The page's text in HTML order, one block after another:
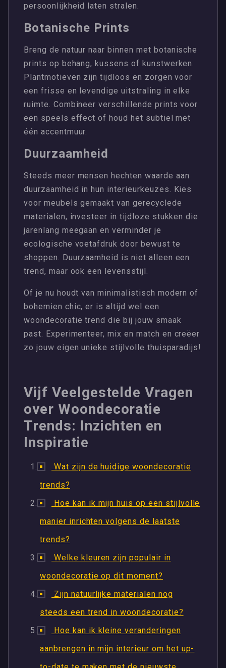
persoonlijkheid laten stralen.
Botanische Prints
Breng de natuur naar binnen met botanische
prints op behang, kussens of kunstwerken.
Plantmotieven zijn tijdloos en zorgen voor
een frisse en levendige uitstraling in elke
ruimte. Combineer verschillende prints voor
een speels effect of houd het subtiel met
één accentmuur.
Duurzaamheid
Steeds meer mensen hechten waarde aan
duurzaamheid in hun interieurkeuzes. Kies
voor meubels gemaakt van gerecyclede
materialen, investeer in tijdloze stukken die
jarenlang meegaan en verminder je
ecologische voetafdruk door bewust te
shoppen. Duurzaamheid is niet alleen een
trend, maar ook een levensstijl.
Of je nu houdt van minimalistisch modern of
bohemien chic, er is altijd wel een
woondecoratie trend die bij jouw smaak
past. Experimenteer, mix en match en creëer
zo jouw eigen unieke stijlvolle thuisparadijs!
Vijf Veelgestelde Vragen
over Woondecoratie
Trends: Inzichten en
Inspiratie
Wat zijn de huidige woondecoratie
trends?
Hoe kan ik mijn huis op een stijlvolle
manier inrichten volgens de laatste
trends?
Welke kleuren zijn populair in
woondecoratie op dit moment?
Zijn natuurlijke materialen nog
steeds een trend in woondecoratie?
Hoe kan ik kleine veranderingen
aanbrengen in mijn interieur om het up-